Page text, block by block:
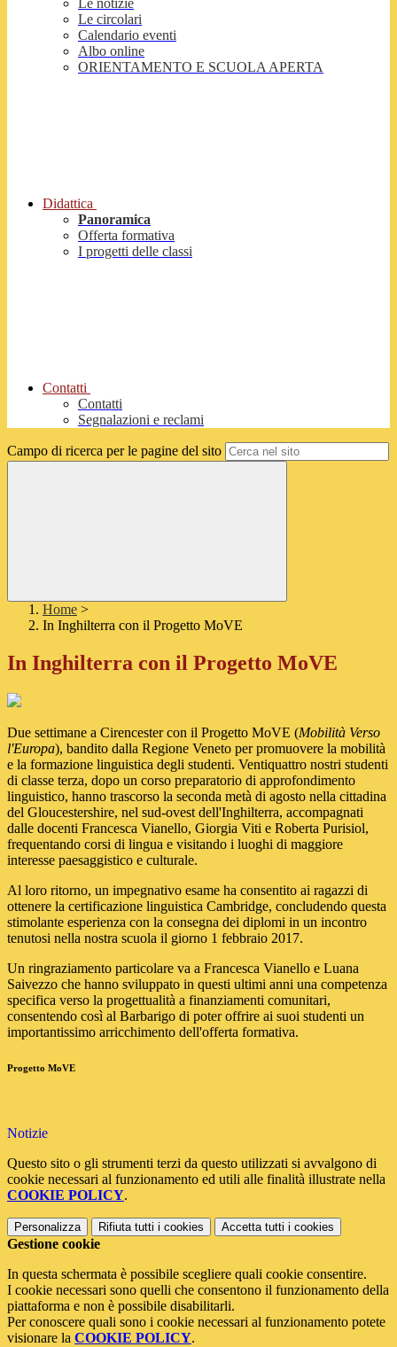
Le notizie
Le circolari
Calendario eventi
Albo online
ORIENTAMENTO E SCUOLA APERTA
Didattica
Panoramica
Offerta formativa
I progetti delle classi
Contatti
Contatti
Segnalazioni e reclami
Campo di ricerca per le pagine del sito
Home >
In Inghilterra con il Progetto MoVE
In Inghilterra con il Progetto MoVE
Due settimane a Cirencester con il Progetto MoVE (Mobilità Verso
l'Europa), bandito dalla Regione Veneto per promuovere la mobilità
e la formazione linguistica degli studenti. Ventiquattro nostri studenti
di classe terza, dopo un corso preparatorio di approfondimento
linguistico, hanno trascorso la seconda metà di agosto nella cittadina
del Gloucestershire, nel sud-ovest dell'Inghilterra, accompagnati
dalle docenti Francesca Vianello, Giorgia Viti e Roberta Purisiol,
frequentando corsi di lingua e visitando i luoghi di maggiore
interesse paesaggistico e culturale.
Al loro ritorno, un impegnativo esame ha consentito ai ragazzi di
ottenere la certificazione linguistica Cambridge, concludendo questa
stimolante esperienza con la consegna dei diplomi in un incontro
tenutosi nella nostra scuola il giorno 1 febbraio 2017.
Un ringraziamento particolare va a Francesca Vianello e Luana
Saivezzo che hanno sviluppato in questi ultimi anni una competenza
specifica verso la progettualità a finanziamenti comunitari,
consentendo così al Barbarigo di poter offrire ai suoi studenti un
importantissimo arricchimento dell'offerta formativa.
Progetto MoVE
Notizie
Questo sito o gli strumenti terzi da questo utilizzati si avvalgono di
cookie necessari al funzionamento ed utili alle finalità illustrate nella
COOKIE POLICY.
Personalizza Rifiuta tutti i cookies Accetta tutti i cookies
Gestione cookie
In questa schermata è possibile scegliere quali cookie consentire.
I cookie necessari sono quelli che consentono il funzionamento della
piattaforma e non è possibile disabilitarli.
Per conoscere quali sono i cookie necessari al funzionamento potete
visionare la COOKIE POLICY.